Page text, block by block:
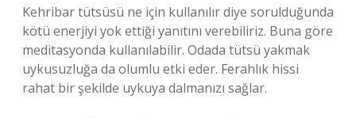
Kehribar tütsüsü ne için kullanılır diye sorulduğunda
kötü enerjiyi yok ettiği yanıtını verebiliriz. Buna göre
meditasyonda kullanılabilir. Odada tütsü yakmak
uykusuzluğa da olumlu etki eder. Ferahlık hissi
rahat bir şekilde uykuya dalmanızı sağlar.